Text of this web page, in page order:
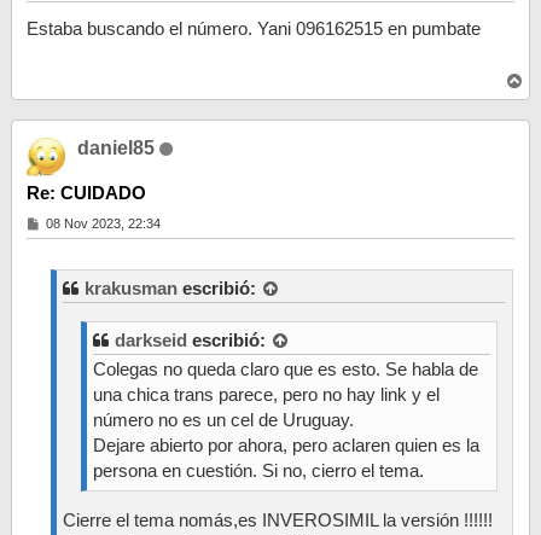
s
Estaba buscando el número. Yani 096162515 en pumbate
r
daniel85
Re: CUIDADO
M
e
08 Nov 2023, 22:34
krakusman escribió:
darkseid escribió:
Colegas no queda claro que es esto. Se habla de
una chica trans parece, pero no hay link y el
número no es un cel de Uruguay.
Dejare abierto por ahora, pero aclaren quien es la
persona en cuestión. Si no, cierro el tema.
Cierre el tema nomás,es INVEROSIMIL la versión !!!!!!